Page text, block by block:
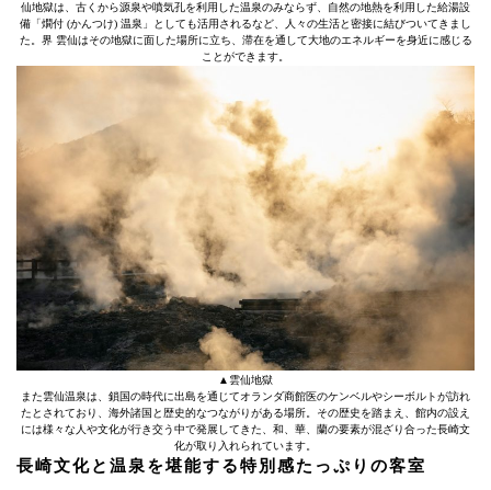
仙地獄は、古くから源泉や噴気孔を利用した温泉のみならず、自然の地熱を利用した給湯設
備「燗付 (かんつけ) 温泉」としても活用されるなど、人々の生活と密接に結びついてきまし
た。界 雲仙はその地獄に面した場所に立ち、滞在を通して大地のエネルギーを身近に感じる
ことができます。
▲雲仙地獄
また雲仙温泉は、鎖国の時代に出島を通じてオランダ商館医のケンベルやシーボルトが訪れ
たとされており、海外諸国と歴史的なつながりがある場所。その歴史を踏まえ、館内の設え
には様々な人や文化が行き交う中で発展してきた、和、華、蘭の要素が混ざり合った長崎文
化が取り入れられています。
長崎文化と温泉を堪能する特別感たっぷりの客室